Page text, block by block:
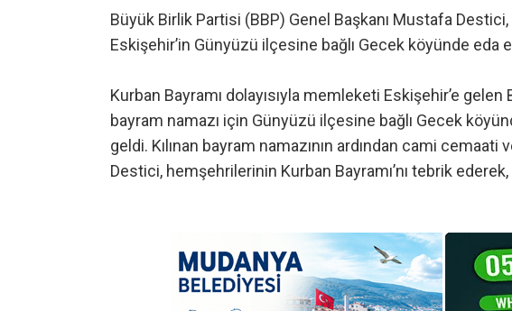
Büyük Birlik Partisi (BBP) Genel Başkanı Mustafa
Eskişehir’in Günyüzü ilçesine bağlı Gecek köyünde eda
Kurban Bayramı dolayısıyla memleketi Eskişehir’e
bayram namazı için Günyüzü ilçesine bağlı Gecek
geldi. Kılınan bayram namazının ardından cami
Destici, hemşehrilerinin Kurban Bayramı’nı tebrik ederek,